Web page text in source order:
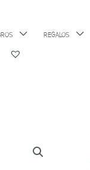
REGALOS